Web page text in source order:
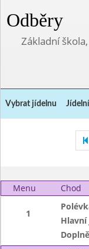
Odběry
Základní
Vybrat jídelnu
Menu Chod
1